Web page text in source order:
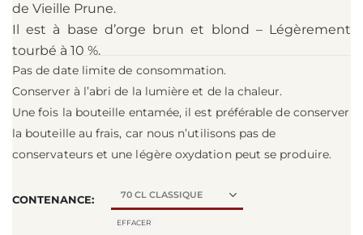
de Vieille Prune.
Il est à base d’orge brun et blond – Légèrement
tourbé à 10 %.
Pas de date limite de consommation.
Conserver à l’abri de la lumière et de la chaleur.
Une fois la bouteille entamée, il est préférable de conserver
la bouteille au frais, car nous n’utilisons pas de
conservateurs et une légère oxydation peut se produire.
CONTENANCE
EFFACER